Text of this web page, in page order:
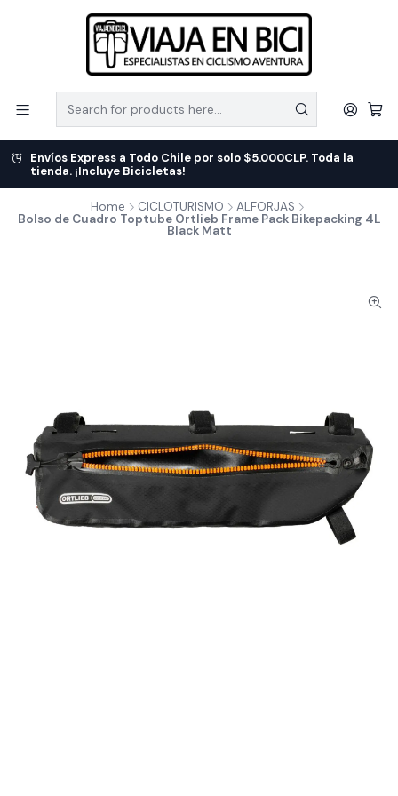
Envíos Express a Todo Chile por solo $5.000CLP. Toda la
tienda. ¡Incluye Bicicletas!
Home CICLOTURISMO
ALFORJAS
Bolso de Cuadro Toptube Ortlieb Frame Pack Bikepacking 4L
Black Matt